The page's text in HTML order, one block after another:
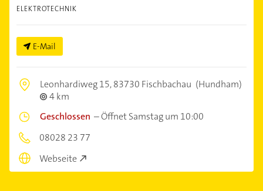
ELEKTROTECHNIK
E-Mail
Leonhardiweg 15,83730 Fischbachau (Hundham)
4 km
Geschlossen –Öffnet Samstag um 10:00
08028 23 77
Webseite